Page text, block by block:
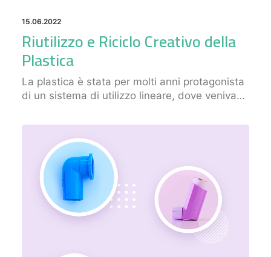
15.06.2022
Riutilizzo e Riciclo Creativo della
Plastica
La plastica è stata per molti anni protagonista
di un sistema di utilizzo lineare, dove veniva…